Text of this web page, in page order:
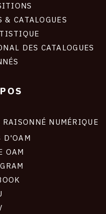
CATALOGUES
DES CATALOGUES
NUMÉRIQUE
D'OAM
OAM